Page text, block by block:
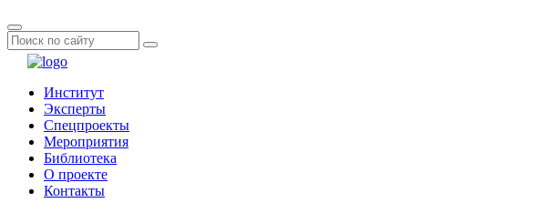
Институт
Эксперты
Спецпроекты
Мероприятия
Библиотека
О проекте
Контакты